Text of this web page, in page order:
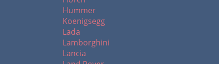
Hummer
Koenigsegg
Lada
Lamborghini
Lancia